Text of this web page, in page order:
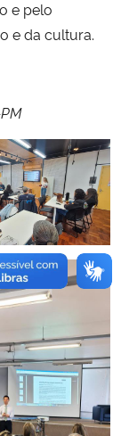
e pelo
e da cultura.